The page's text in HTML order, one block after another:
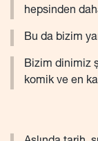
hepsinden
Bu da bizim
Bizim dinimiz
komik ve en